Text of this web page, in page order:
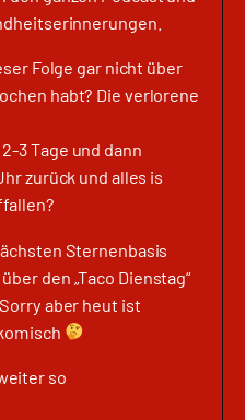
Folge gar nicht über
habt? Die verlorene
3 Tage und dann
zurück und alles is
Sternenbasis
den „Taco Dienstag“
aber heut ist
so